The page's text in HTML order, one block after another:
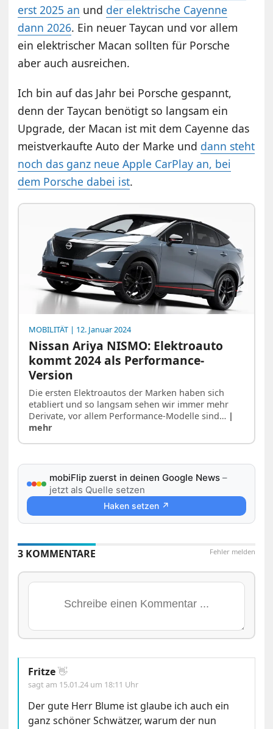
erst 2025 an und der elektrische Cayenne
dann 2026. Ein neuer Taycan und vor allem
ein elektrischer Macan sollten für Porsche
aber auch ausreichen.
Ich bin auf das Jahr bei Porsche gespannt,
denn der Taycan benötigt so langsam ein
Upgrade, der Macan ist mit dem Cayenne das
meistverkaufte Auto der Marke und dann steht
noch das ganz neue Apple CarPlay an, bei
dem Porsche dabei ist.
MOBILITÄT | 12. Januar 2024
Nissan Ariya NISMO: Elektroauto
kommt 2024 als Performance-
Version
Die ersten Elektroautos der Marken haben sich
etabliert und so langsam sehen wir immer mehr
Derivate, vor allem Performance-Modelle sind… |
mehr
mobiFlip zuerst in deinen Google News –
jetzt als Quelle setzen
Haken setzen ↗
Fehler melden
3 KOMMENTARE
Fritze👋
sagt am 15.01.24 um 18:11 Uhr
Der gute Herr Blume ist glaube ich auch ein
ganz schöner Schwätzer, warum der nun